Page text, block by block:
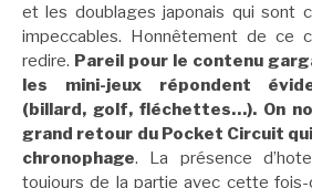
et les doublages japonais qui sont
impeccables. Honnêtement de ce
redire. Pareil pour le contenu
les mini-jeux répondent
(billard, golf, fléchettes…). On
grand retour du Pocket Circuit
chronophage. La présence
toujours de la partie avec cette